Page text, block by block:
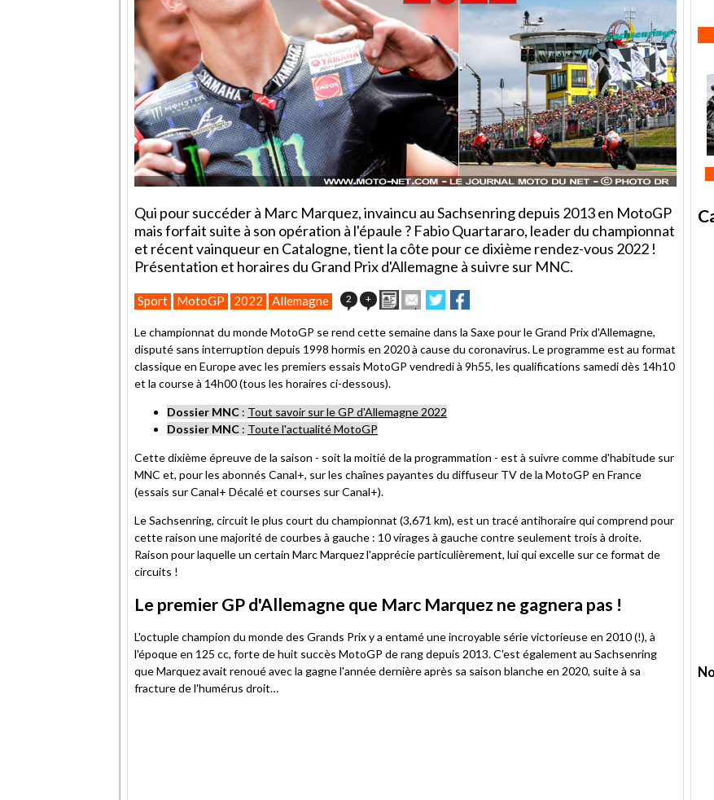
Qui pour succéder à Marc Marquez, invaincu au Sachsenring depuis 2013 en MotoGP
mais forfait suite à son opération à l'épaule ? Fabio Quartararo, leader du championnat
et récent vainqueur en Catalogne, tient la côte pour ce dixième rendez-vous 2022 !
Présentation et horaires du Grand Prix d'Allemagne à suivre sur MNC.
Sport MotoGP 2022 Allemagne 2 + ImprimerEnvoyer
cet
à
un
ami
Partager
sur
sur
Le championnat du monde MotoGP se rend cette semaine dans la Saxe pour le Grand Prix d'Allemagne,
disputé sans interruption depuis 1998 hormis en 2020 à cause du coronavirus. Le programme est au format
classique en Europe avec les premiers essais MotoGP vendredi à 9h55, les qualifications samedi dès 14h10
et la course à 14h00 (tous les horaires ci-dessous).
Dossier MNC : Tout savoir sur le GP d'Allemagne 2022
Dossier MNC : Toute l'actualité MotoGP
Cette dixième épreuve de la saison - soit la moitié de la programmation - est à suivre comme d'habitude sur
MNC et, pour les abonnés Canal+, sur les chaînes payantes du diffuseur TV de la MotoGP en France
(essais sur Canal+ Décalé et courses sur Canal+).
Le Sachsenring, circuit le plus court du championnat (3,671 km), est un tracé antihoraire qui comprend pour
cette raison une majorité de courbes à gauche : 10 virages à gauche contre seulement trois à droite.
Raison pour laquelle un certain Marc Marquez l'apprécie particulièrement, lui qui excelle sur ce format de
circuits !
Le premier GP d'Allemagne que Marc Marquez ne gagnera pas !
L'octuple champion du monde des Grands Prix y a entamé une incroyable série victorieuse en 2010 (!), à
l'époque en 125 cc, forte de huit succès MotoGP de rang depuis 2013. C'est également au Sachsenring
que Marquez avait renoué avec la gagne l'année dernière après sa saison blanche en 2020, suite à sa
fracture de l'humérus droit…